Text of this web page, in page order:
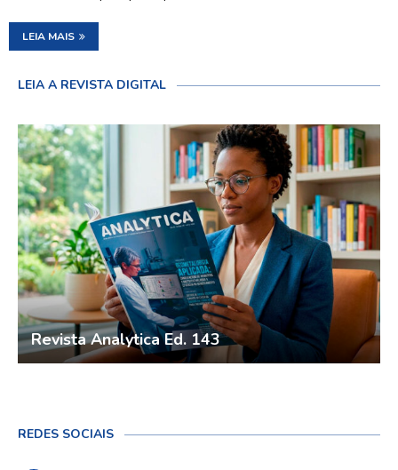
LEIA MAIS
LEIA A REVISTA DIGITAL
Revista Analytica Ed. 143
REDES SOCIAIS